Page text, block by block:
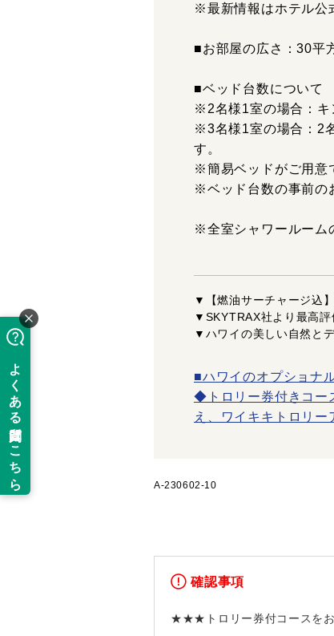
※最新情報はホテル公
■お部屋の広さ：30平
■ベッド台数について
※2名様1室の場合：キ
※3名様1室の場合：2
す。
※簡易ベッドがご用意
※ベッド台数の事前の
※全室シャワールーム
▼【燃油サーチャージ込
▼SKYTRAX社より最高評
▼ハワイの美しい自然と
■ハワイのオプショナ
◆トロリー券付きコー
え、ワイキキトロリ
A-230602-10
確認事項
★★★トロリー券付コースを